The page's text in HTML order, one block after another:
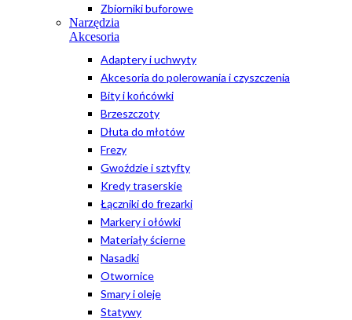
Zbiorniki buforowe
Narzędzia
Akcesoria
Adaptery i uchwyty
Akcesoria do polerowania i czyszczenia
Bity i końcówki
Brzeszczoty
Dłuta do młotów
Frezy
Gwoździe i sztyfty
Kredy traserskie
Łączniki do frezarki
Markery i ołówki
Materiały ścierne
Nasadki
Otwornice
Smary i oleje
Statywy